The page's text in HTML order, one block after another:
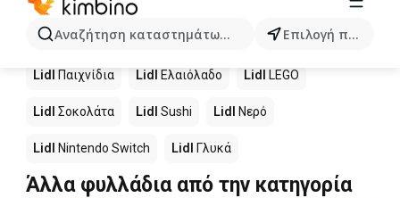
Αναζήτηση καταστημάτων, κατηγοριών, προϊόντων...
Επιλογή πόλης
Άλλα προϊόντα στα καταστήματα
Lidl
Lidl Παιχνίδια Lidl Ελαιόλαδο Lidl LEGO
Lidl Σοκολάτα Lidl Sushi Lidl Νερό
Lidl Nintendo Switch Lidl Γλυκά
Άλλα φυλλάδια από την κατηγορία